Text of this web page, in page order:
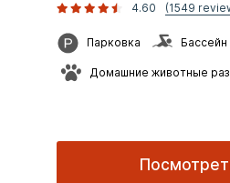
4.60 (1549
Парковка Бассейн
Домашние животные